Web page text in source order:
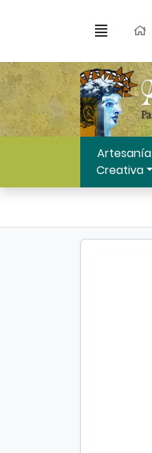
Menú
Artesanía
Creativa